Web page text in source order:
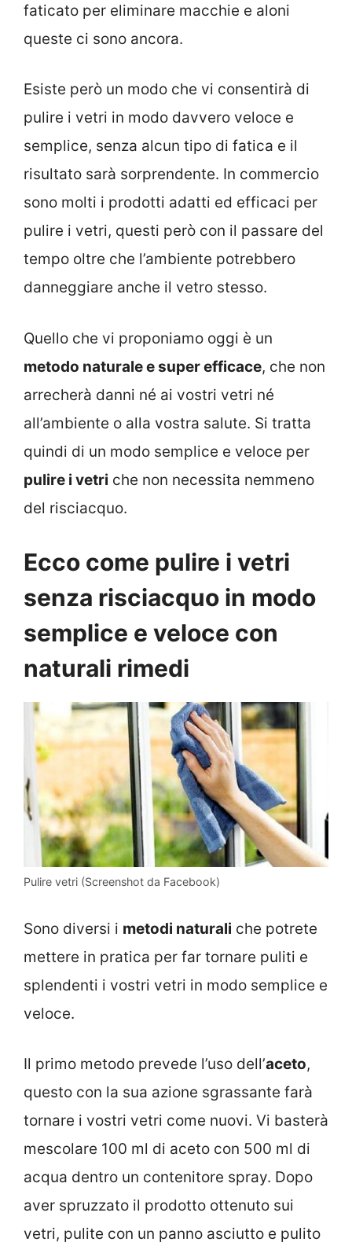
faticato per eliminare macchie e aloni
queste ci sono ancora.
Esiste però un modo che vi consentirà di
pulire i vetri in modo davvero veloce e
semplice, senza alcun tipo di fatica e il
risultato sarà sorprendente. In commercio
sono molti i prodotti adatti ed efficaci per
pulire i vetri, questi però con il passare del
tempo oltre che l’ambiente potrebbero
danneggiare anche il vetro stesso.
Quello che vi proponiamo oggi è un
metodo naturale e super efficace, che non
arrecherà danni né ai vostri vetri né
all’ambiente o alla vostra salute. Si tratta
quindi di un modo semplice e veloce per
pulire i vetri che non necessita nemmeno
del risciacquo.
Ecco come pulire i vetri
senza risciacquo in modo
semplice e veloce con
naturali rimedi
Pulire vetri (Screenshot da Facebook)
Sono diversi i metodi naturali che potrete
mettere in pratica per far tornare puliti e
splendenti i vostri vetri in modo semplice e
veloce.
Il primo metodo prevede l’uso dell’aceto,
questo con la sua azione sgrassante farà
tornare i vostri vetri come nuovi. Vi basterà
mescolare 100 ml di aceto con 500 ml di
acqua dentro un contenitore spray. Dopo
aver spruzzato il prodotto ottenuto sui
vetri, pulite con un panno asciutto e pulito